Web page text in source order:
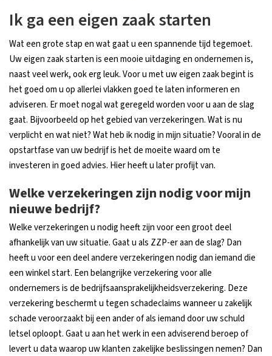
Ik ga een eigen zaak starten
Wat een grote stap en wat gaat u een spannende tijd tegemoet.
Uw eigen zaak starten is een mooie uitdaging en ondernemen is,
naast veel werk, ook erg leuk. Voor u met uw eigen zaak begint is
het goed om u op allerlei vlakken goed te laten informeren en
adviseren. Er moet nogal wat geregeld worden voor u aan de slag
gaat. Bijvoorbeeld op het gebied van verzekeringen. Wat is nu
verplicht en wat niet? Wat heb ik nodig in mijn situatie? Vooral in de
opstartfase van uw bedrijf is het de moeite waard om te
investeren in goed advies. Hier heeft u later profijt van.
Welke verzekeringen zijn nodig voor mijn
nieuwe bedrijf?
Welke verzekeringen u nodig heeft zijn voor een groot deel
afhankelijk van uw situatie. Gaat u als ZZP-er aan de slag? Dan
heeft u voor een deel andere verzekeringen nodig dan iemand die
een winkel start. Een belangrijke verzekering voor alle
ondernemers is de bedrijfsaansprakelijkheidsverzekering. Deze
verzekering beschermt u tegen schadeclaims wanneer u zakelijk
schade veroorzaakt bij een ander of als iemand door uw schuld
letsel oploopt. Gaat u aan het werk in een adviserend beroep of
levert u data waarop uw klanten zakelijke beslissingen nemen? Dan